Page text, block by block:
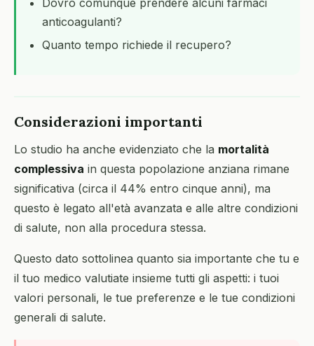
Dovrò comunque prendere alcuni farmaci
anticoagulanti?
Quanto tempo richiede il recupero?
Considerazioni importanti
Lo studio ha anche evidenziato che la mortalità
complessiva in questa popolazione anziana rimane
significativa (circa il 44% entro cinque anni), ma
questo è legato all'età avanzata e alle altre condizioni
di salute, non alla procedura stessa.
Questo dato sottolinea quanto sia importante che tu e
il tuo medico valutiate insieme tutti gli aspetti: i tuoi
valori personali, le tue preferenze e le tue condizioni
generali di salute.